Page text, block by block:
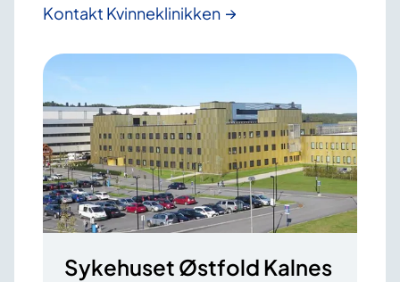
Kontakt Kvinneklinikken
Sykehuset Østfold Kalnes